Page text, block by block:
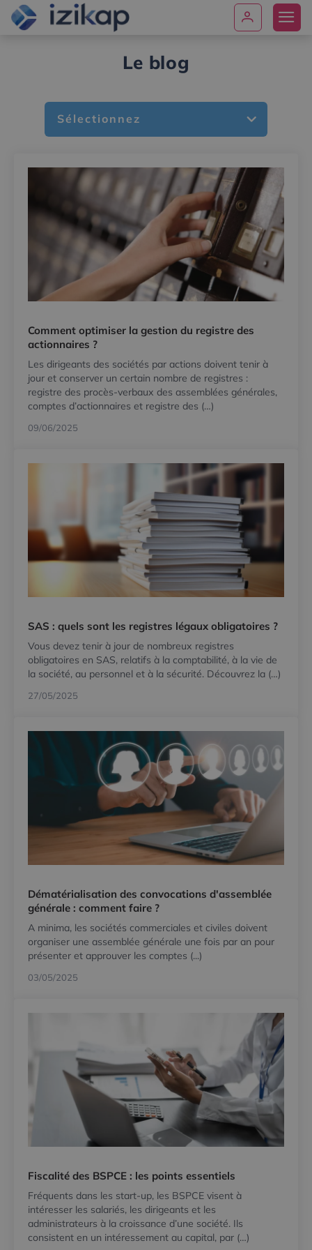
Le blog
Sélectionnez
Comment optimiser la gestion du registre des
actionnaires ?
Les dirigeants des sociétés par actions doivent tenir à
jour et conserver un certain nombre de registres :
registre des procès-verbaux des assemblées générales,
comptes d’actionnaires et registre des (…)
09/06/2025
SAS : quels sont les registres légaux obligatoires ?
Vous devez tenir à jour de nombreux registres
obligatoires en SAS, relatifs à la comptabilité, à la vie de
la société, au personnel et à la sécurité. Découvrez la (…)
27/05/2025
Dématérialisation des convocations d'assemblée
générale : comment faire ?
A minima, les sociétés commerciales et civiles doivent
organiser une assemblée générale une fois par an pour
présenter et approuver les comptes (...)
03/05/2025
Fiscalité des BSPCE : les points essentiels
Fréquents dans les start-up, les BSPCE visent à
intéresser les salariés, les dirigeants et les
administrateurs à la croissance d’une société. Ils
consistent en un intéressement au capital, par (…)